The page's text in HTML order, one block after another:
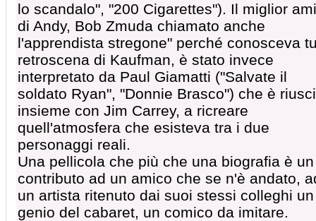
lo scandalo", "200 Cigarettes"). Il miglior
di Andy, Bob Zmuda chiamato anche
l'apprendista stregone" perché conosceva
retroscena di Kaufman, è stato invece
interpretato da Paul Giamatti ("Salvate il
soldato Ryan", "Donnie Brasco") che è
insieme con Jim Carrey, a ricreare
quell'atmosfera che esisteva tra i due
personaggi reali.
Una pellicola che più che una biografia è un
contributo ad un amico che se n'è andato,
un artista ritenuto dai suoi stessi colleghi un
genio del cabaret, un comico da imitare.